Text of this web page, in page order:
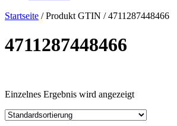
Startseite / Produkt GTIN / 4711287448466
4711287448466
Kategorie
Hersteller
Lieferzeiten
Einzelnes Ergebnis wird angezeigt